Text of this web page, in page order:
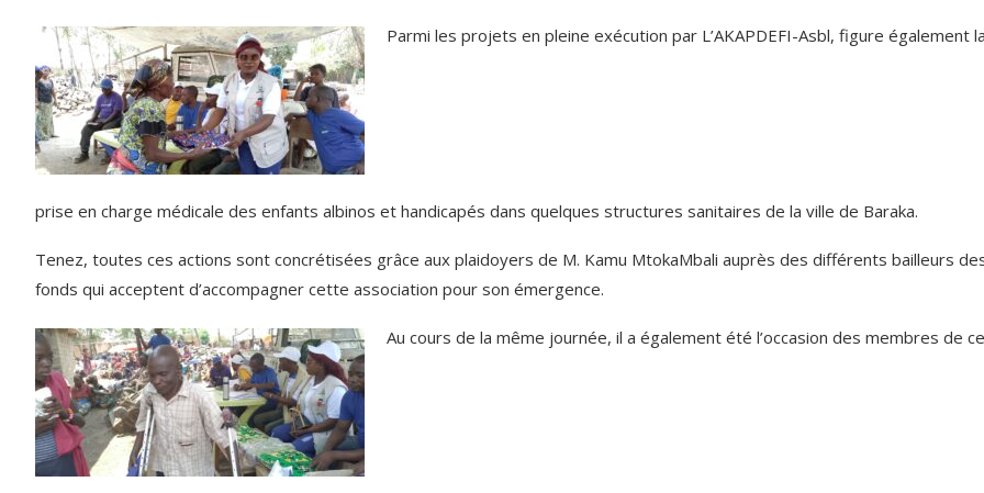
Parmi les projets en pleine exécution par L’AKAPDEFI-Asbl, figure également
prise en charge médicale des enfants albinos et handicapés dans quelques structures sanitaires de la ville de Baraka.
Tenez, toutes ces actions sont concrétisées grâce aux plaidoyers de M. Kamu MtokaMbali auprès des différents bailleurs
fonds qui acceptent d’accompagner cette association pour son émergence.
Au cours de la même journée, il a également été l’occasion des membres de